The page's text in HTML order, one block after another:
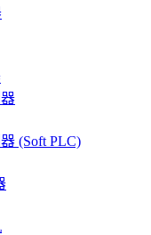
(Soft PLC)